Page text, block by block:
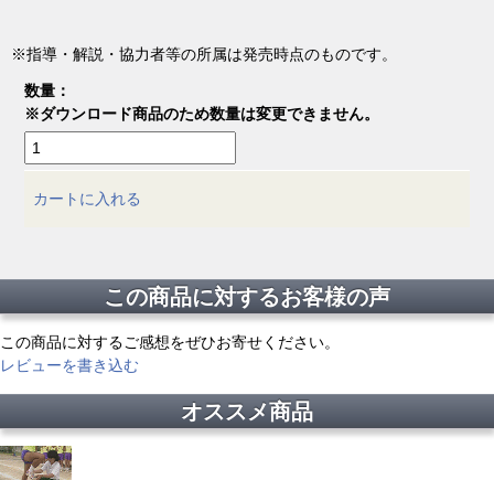
※指導・解説・協力者等の所属は発売時点のものです。
数量：
※ダウンロード商品のため数量は変更できません。
カートに入れる
この商品に対するお客様の声
この商品に対するご感想をぜひお寄せください。
レビューを書き込む
オススメ商品